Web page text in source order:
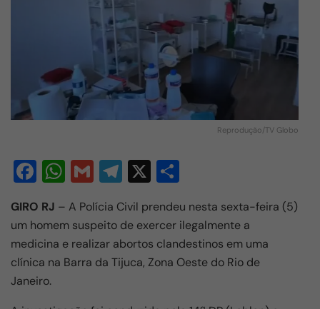
Reprodução/TV Globo
F
c
e
b
o
W
at
s
A
G
m
ail
T
el
e
gr
a
X
ar
e
GIRO RJ – A Polícia Civil prendeu nesta sexta-feira (5)
um homem suspeito de exercer ilegalmente a
medicina e realizar abortos clandestinos em uma
clínica na Barra da Tijuca, Zona Oeste do Rio de
Janeiro.